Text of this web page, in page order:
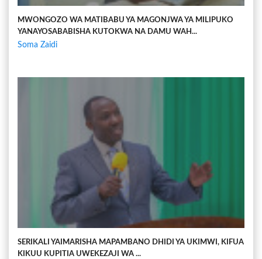
MWONGOZO WA MATIBABU YA MAGONJWA YA MILIPUKO
YANAYOSABABISHA KUTOKWA NA DAMU WAH...
Soma Zaidi
SERIKALI YAIMARISHA MAPAMBANO DHIDI YA UKIMWI, KIFUA
KIKUU KUPITIA UWEKEZAJI WA ...